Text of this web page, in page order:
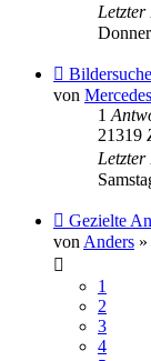
Letzter
von
1
21319
Letzter
Gezielte
vonAnders
1
2
3
4